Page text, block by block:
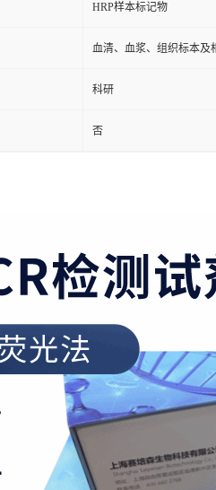
HRP样本标记物
血清、血浆、组织标本及
科研
否